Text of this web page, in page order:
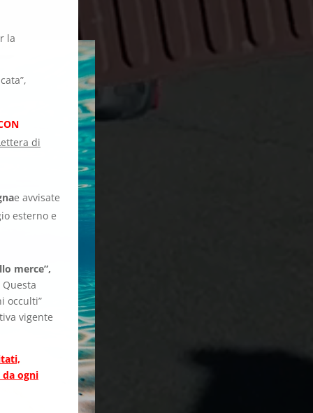
la
di
e avvisate
esterno e
merce”,
Questa
occulti”
vigente
da ogni